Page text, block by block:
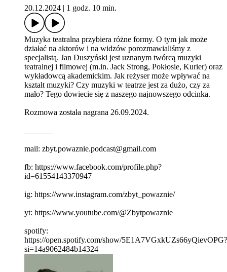
20.12.2024
1 godz. 10 min.
Muzyka teatralna przybiera różne formy. O tym jak może
działać na aktorów i na widzów porozmawialiśmy z
specjalistą. Jan Duszyński jest uznanym twórcą muzyki
teatralnej i filmowej (m.in. Jack Strong, Pokłosie, Kurier) oraz
wykładowcą akademickim. Jak reżyser może wpływać na
kształt muzyki? Czy muzyki w teatrze jest za dużo, czy za
mało? Tego dowiecie się z naszego najnowszego odcinka.
Rozmowa została nagrana 26.09.2024.
mail: zbyt.powaznie.podcast@gmail.com
fb: https://www.facebook.com/profile.php?
id=61554143370947
ig: https://www.instagram.com/zbyt_powaznie/
yt: https://www.youtube.com/@Zbytpowaznie
spotify:
https://open.spotify.com/show/5E1A7VGxkUZs66yQievOPG?
si=14a9062484b14324